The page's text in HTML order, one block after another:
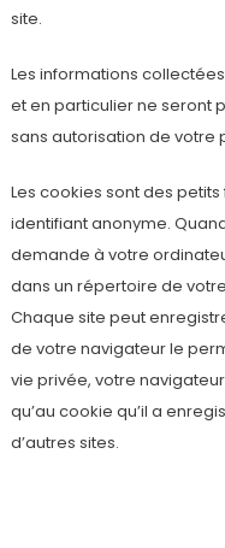
site.
Les informations
et en particulier ne seront
sans autorisation de votre
Les cookies sont des
identifiant anonyme.
demande à votre
dans un répertoire de
Chaque site peut
de votre navigateur le
vie privée, votre
qu’au cookie qu’il a
d’autres sites.